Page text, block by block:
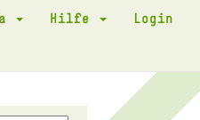
Hilfe Login